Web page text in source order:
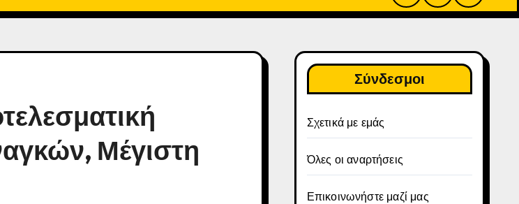
Μέγιστη
Σύνδεσμοι
Σχετικά με εμάς
Όλες οι αναρτήσεις
Επικοινωνήστε μαζί μας